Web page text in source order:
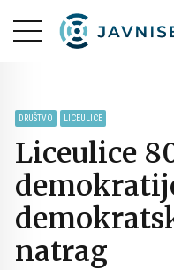
DRUŠTVO LICEULICE
Liceulice
natrag